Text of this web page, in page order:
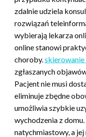
zdalnie udziela
rozwiązań
wybierają lekarza
online stanowi
choroby. skierowanie
zgłaszanych
Pacjent nie musi
eliminuje zbędne
umożliwia szybkie
wychodzenia z
natychmiastowy, a